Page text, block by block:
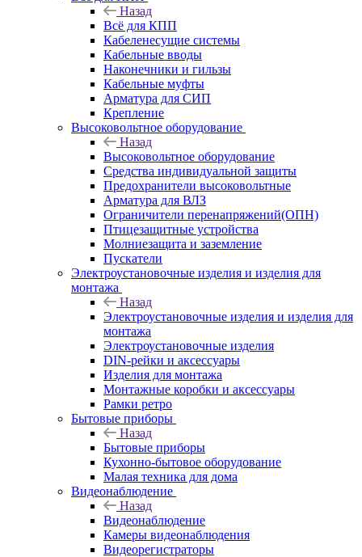
Назад
Всё для КПП
Кабеленесущие системы
Кабельные вводы
Наконечники и гильзы
Кабельные муфты
Арматура для СИП
Крепление
Высоковольтное оборудование
Назад
Высоковольтное оборудование
Средства индивидуальной защиты
Предохранители высоковольтные
Арматура для ВЛЗ
Ограничители перенапряжений(ОПН)
Птицезащитные устройства
Молниезащита и заземление
Пускатели
Электроустановочные изделия и изделия для
монтажа
Назад
Электроустановочные изделия и изделия для
монтажа
Электроустановочные изделия
DIN-рейки и аксессуары
Изделия для монтажа
Монтажные коробки и аксессуары
Рамки ретро
Бытовые приборы
Назад
Бытовые приборы
Кухонно-бытовое оборудование
Малая техника для дома
Видеонаблюдение
Назад
Видеонаблюдение
Камеры видеонаблюдения
Видеорегистраторы